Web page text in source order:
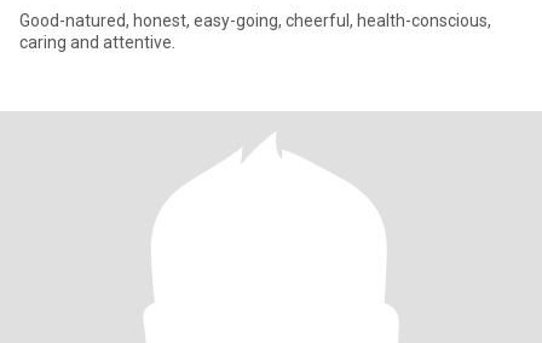
Good-natured, honest, easy-going, cheerful, health-conscious,
caring and attentive.